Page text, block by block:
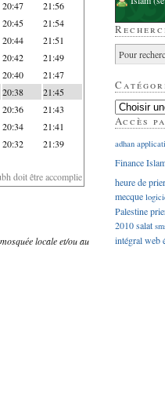
20:47 21:56
20:45 21:54
20:44 21:51
20:42 21:49
20:40 21:47
20:38 21:45
20:36 21:43
20:34 21:41
20:32 21:39
doit être accomplie
locale et/ou au
Accès
adhan
Finance
heure de
mecque
Palestine
2010salat
intégralweb